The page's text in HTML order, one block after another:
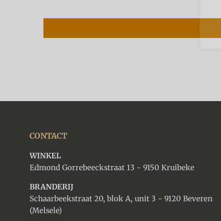
CONTACT
WINKEL
Edmond Gorrebeeckstraat 13 - 9150 Kruibeke
BRANDERIJ
Schaarbeekstraat 20, blok A, unit 3 - 9120 Beveren
(Melsele)